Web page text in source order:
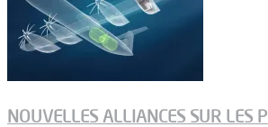
NOUVELLES ALLIANCES SUR LES